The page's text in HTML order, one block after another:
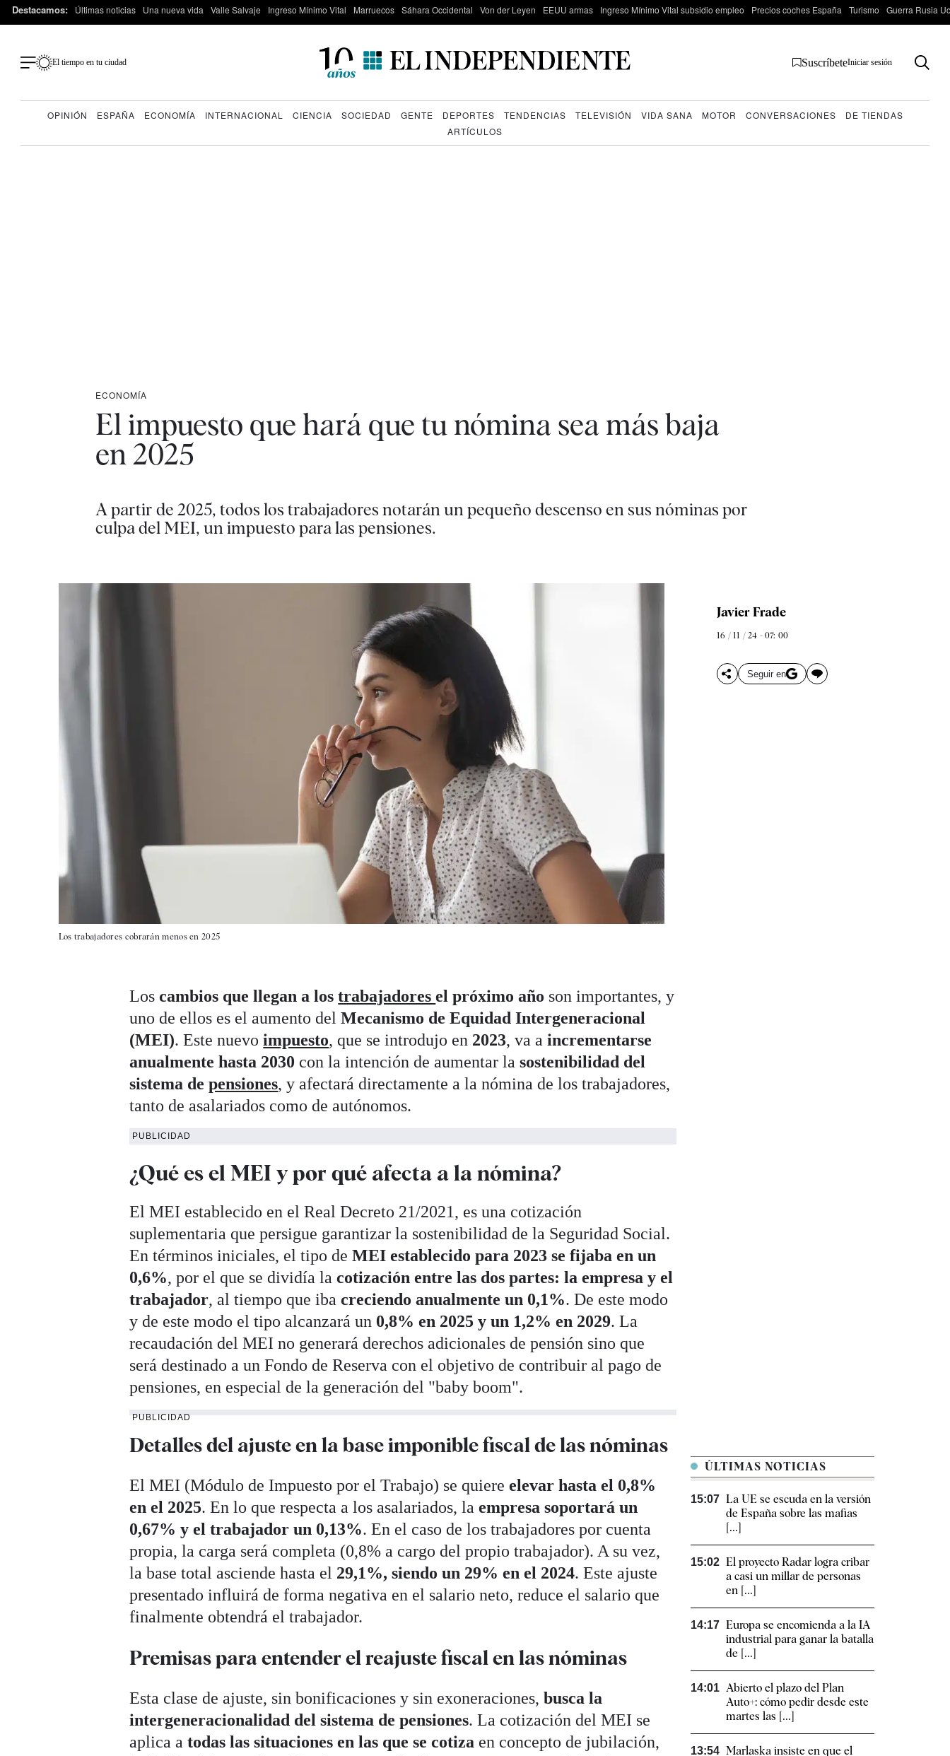
Destacamos: Últimas noticias Una nueva vida Valle Salvaje Ingreso Mínimo Vital Marruecos Sáhara Occidental Von der Leyen EEUU armas Ingreso Mínimo Vital subsidio empleo Precios coches España Turismo Guerra Rusia
El tiempo en tu ciudad SuscríbeteIniciar sesión
OPINIÓN ESPAÑA ECONOMÍA INTERNACIONAL CIENCIA SOCIEDAD GENTE DEPORTES TENDENCIAS TELEVISIÓN VIDA SANA MOTOR CONVERSACIONES
DE TIENDAS
ARTÍCULOS
ECONOMÍA
El impuesto que hará que tu nómina sea más baja
en 2025
A partir de 2025, todos los trabajadores notarán un pequeño descenso en sus nóminas por
culpa del MEI, un impuesto para las pensiones.
Los trabajadores cobrarán menos en 2025
Javier Frade
16 / 11 / 24 - 07: 00
Seguir en
Los cambios que llegan a lostrabajadoresel próximo año son importantes, y
uno de ellos es el aumento delMecanismo de Equidad Intergeneracional
(MEI). Este nuevoimpuesto, que se introdujo en 2023, va aincrementarse
anualmente hasta 2030 con la intención de aumentar lasostenibilidad del
sistema depensiones, y afectará directamente a la nómina de los trabajadores,
tanto de asalariados como de autónomos.
PUBLICIDAD
¿Qué es el MEI y por qué afecta a la nómina?
El MEI establecido en el Real Decreto 21/2021, es una cotización
suplementaria que persigue garantizar la sostenibilidad de la Seguridad Social.
En términos iniciales, el tipo deMEI establecido para 2023 se fijaba en un
0,6%, por el que se dividía lacotización entre las dos partes: la empresa y el
trabajador, al tiempo que ibacreciendo anualmente un 0,1%. De este modo
y de este modo el tipo alcanzará un 0,8% en 2025 y un 1,2% en 2029. La
recaudación del MEI no generará derechos adicionales de pensión sino que
será destinado a un Fondo de Reserva con el objetivo de contribuir al pago de
pensiones, en especial de la generación del "baby boom".
PUBLICIDAD
Detalles del ajuste en la base imponible fiscal de las nóminas
El MEI (Módulo de Impuesto por el Trabajo) se quiereelevar hasta el 0,8%
en el 2025. En lo que respecta a los asalariados, laempresa soportará un
0,67% y el trabajador un 0,13%. En el caso de los trabajadores por cuenta
propia, la carga será completa (0,8% a cargo del propio trabajador). A su vez,
la base total asciende hasta el 29,1%, siendo un 29% en el 2024. Este ajuste
presentado influirá de forma negativa en el salario neto, reduce el salario que
finalmente obtendrá el trabajador.
Premisas para entender el reajuste fiscal en las nóminas
Esta clase de ajuste, sin bonificaciones y sin exoneraciones, busca la
intergeneracionalidad del sistema de pensiones. La cotización del MEI se
aplica atodas las situaciones en las que se cotiza en concepto de jubilación,
ÚLTIMAS NOTICIAS
15:07 La UE se escuda en la versión
de España sobre las mafias
[...]
15:02 El proyecto Radar logra cribar
a casi un millar de personas
en [...]
14:17 Europa se encomienda a la IA
industrial para ganar la batalla
de [...]
14:01 Abierto el plazo del Plan
Auto+: cómo pedir desde este
martes las [...]
13:54 Marlaska insiste en que el